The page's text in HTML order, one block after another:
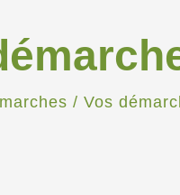
/ Vos